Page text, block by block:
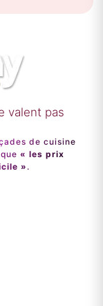
valent pas
de cuisine
« les prix
» .